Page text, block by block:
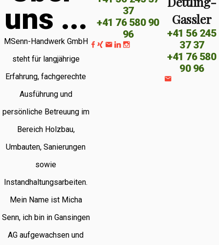
uns ...
MSenn-Handwerk GmbH
steht für langjährige
Erfahrung, fachgerechte
Ausführung und
persönliche Betreuung im
Bereich Holzbau,
Umbauten, Sanierungen
sowie
Instandhaltungsarbeiten.
Mein Name ist Micha
Senn, ich bin in Gansingen
AG aufgewachsen und
37
+41 76 580 90
96
Gassler
+41 56 245
37 37
+41 76 580
90 96